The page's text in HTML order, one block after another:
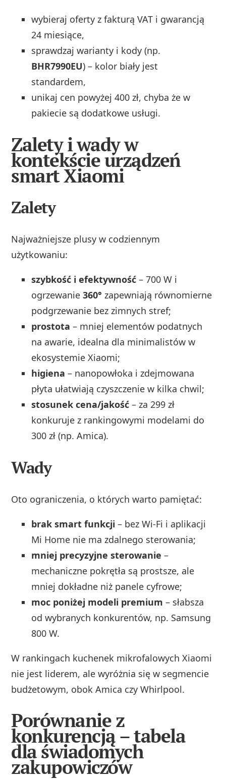
wybieraj oferty z fakturą VAT i gwarancją
24 miesiące,
sprawdzaj warianty i kody (np.
BHR7990EU) – kolor biały jest
standardem,
unikaj cen powyżej 400 zł, chyba że w
pakiecie są dodatkowe usługi.
Zalety i wady w
kontekście urządzeń
smart Xiaomi
Zalety
Najważniejsze plusy w codziennym
użytkowaniu:
szybkość i efektywność – 700 W i
ogrzewanie360° zapewniają równomierne
podgrzewanie bez zimnych stref;
prostota – mniej elementów podatnych
na awarie, idealna dla minimalistów w
ekosystemie Xiaomi;
higiena – nanopowłoka i zdejmowana
płyta ułatwiają czyszczenie w kilka chwil;
stosunek cena/jakość – za 299 zł
konkuruje z rankingowymi modelami do
300 zł (np. Amica).
Wady
Oto ograniczenia, o których warto pamiętać:
brak smart funkcji – bez Wi‑Fi i aplikacji
Mi Home nie ma zdalnego sterowania;
mniej precyzyjne sterowanie –
mechaniczne pokrętła są prostsze, ale
mniej dokładne niż panele cyfrowe;
moc poniżej modeli premium – słabsza
od wybranych konkurentów, np. Samsung
800 W.
W rankingach kuchenek mikrofalowych Xiaomi
nie jest liderem, ale wyróżnia się w segmencie
budżetowym, obok Amica czy Whirlpool.
Porównanie z
konkurencją – tabela
dla świadomych
zakupowiczów